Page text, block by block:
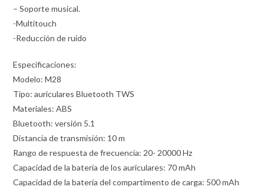
– Soporte musical.
-Multitouch
-Reducción de ruido
Especificaciones:
Modelo: M28
Tipo: auriculares Bluetooth TWS
Materiales: ABS
Bluetooth: versión 5.1
Distancia de transmisión: 10 m
Rango de respuesta de frecuencia: 20- 20000 Hz
Capacidad de la batería de los auriculares: 70 mAh
Capacidad de la batería del compartimento de carga: 500 mAh